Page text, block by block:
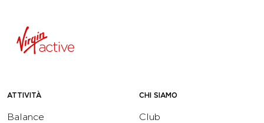
ATTIVITÀ
Balance
CHI SIAMO
Club